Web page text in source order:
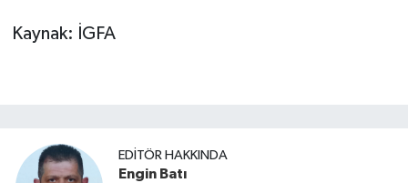
Kaynak: İGFA
EDITÖR HAKKINDA
Engin Batı